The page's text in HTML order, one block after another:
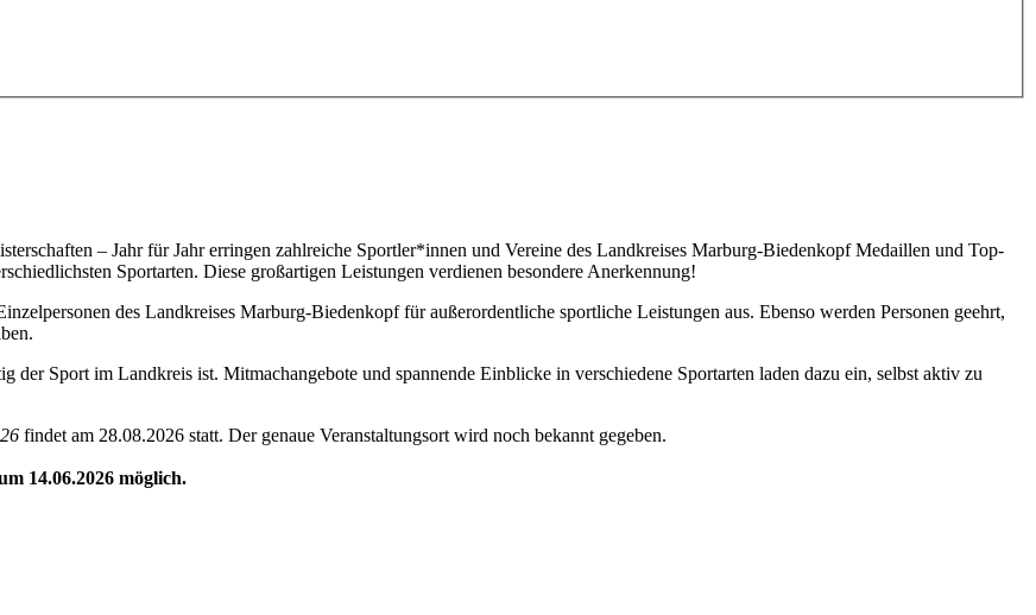
– Jahr für Jahr erringen zahlreiche Sportler*innen und Vereine des Landkreises Marburg-Biedenkopf Medaillen und Top-
Sportarten. Diese großartigen Leistungen verdienen besondere Anerkennung!
des Landkreises Marburg-Biedenkopf für außerordentliche sportliche Leistungen aus. Ebenso werden Personen geehrt,
Sport im Landkreis ist. Mitmachangebote und spannende Einblicke in verschiedene Sportarten laden dazu ein, selbst aktiv zu
findet am 28.08.2026 statt. Der genaue Veranstaltungsort wird noch bekannt gegeben.
14.06.2026 möglich.